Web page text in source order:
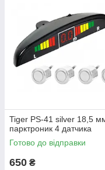
Tiger PS-41 silver 18,5
парктроник 4 датчика
Готово до відправки
650 ₴